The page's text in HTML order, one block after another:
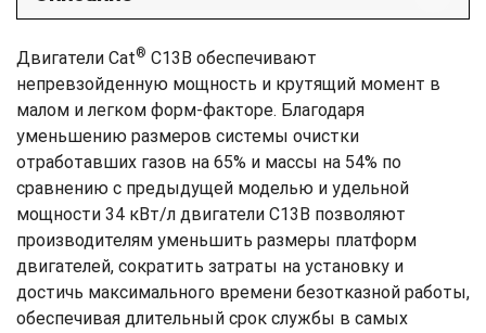
Двигатели Cat® C13B обеспечивают
непревзойденную мощность и крутящий момент в
малом и легком форм-факторе. Благодаря
уменьшению размеров системы очистки
отработавших газов на 65% и массы на 54% по
сравнению с предыдущей моделью и удельной
мощности 34 кВт/л двигатели C13B позволяют
производителям уменьшить размеры платформ
двигателей, сократить затраты на установку и
достичь максимального времени безотказной работы,
обеспечивая длительный срок службы в самых